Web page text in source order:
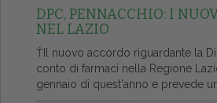
DPC, PENNACCHIO: I
NEL LAZIO
ŤIl nuovo accordo riguardante la
conto di farmaci nella Regione
gennaio di quest'anno e prevede un